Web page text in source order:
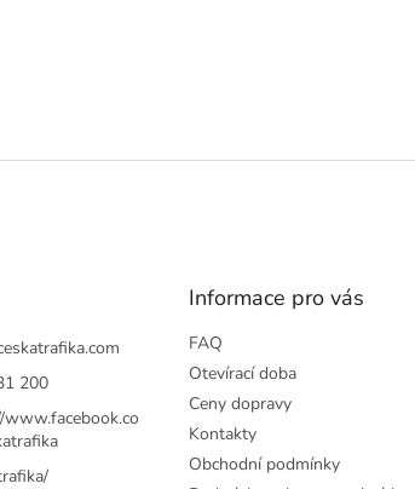
200
Informace pro vás
FAQ
Otevírací doba
Ceny dopravy
Kontakty
Obchodní podmínky